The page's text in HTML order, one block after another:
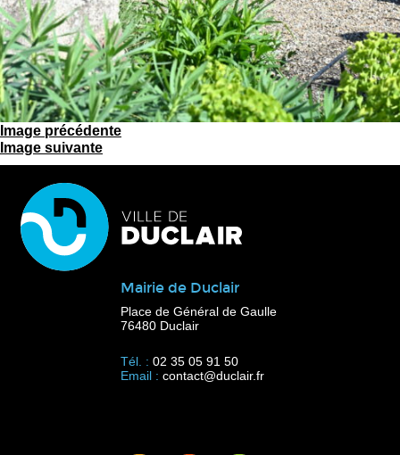
Image précédente
Image suivante
Mairie de Duclair
Place de Général de Gaulle
76480 Duclair
Tél. : 02 35 05 91 50
Email : contact@duclair.fr